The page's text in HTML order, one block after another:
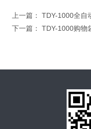
上一篇： TDY-1000全自
下一篇： TDY-1000购物